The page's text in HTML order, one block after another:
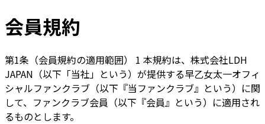
会員規約
第1条（会員規約の適用範囲） 1 本規約は、株式会社LDH
JAPAN（以下「当社」という）が提供する早乙女太一オフィ
シャルファンクラブ（以下『当ファンクラブ』という）に関
して、ファンクラブ会員（以下『会員』という）に適用され
るものとします。